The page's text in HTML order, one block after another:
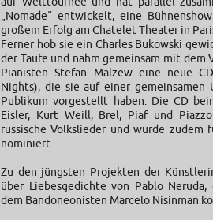
„Nomade“ entwickelt, eine
großem Erfolg am Chatelet Theater in
Ferner hob sie ein Charles Bukowski
der Taufe und nahm gemeinsam mit dem
Pianisten Stefan Malzew eine neue
Nights), die sie auf einer gemeinsamen
Publikum vorgestellt haben. Die CD
Eisler, Kurt Weill, Brel, Piaf und
russische Volkslieder und wurde zudem
nominiert.
Zu den jüngsten Projekten der
über Liebesgedichte von Pablo
dem Bandoneonisten Marcelo Nisinman